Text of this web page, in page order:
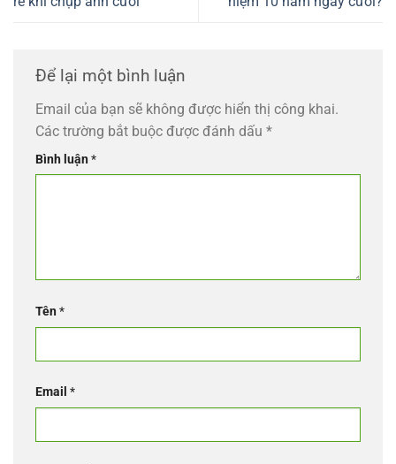
Để lại một bình luận
Email của bạn sẽ không được hiển thị công khai.
Các trường bắt buộc được đánh dấu *
Bình luận*
Tên*
Email *